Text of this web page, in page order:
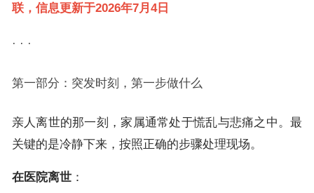
联，信息更新于2026年7月4日
· · ·
第一部分：突发时刻，第一步做什么
亲人离世的那一刻，家属通常处于慌乱与悲痛之中。最
关键的是冷静下来，按照正确的步骤处理现场。
在医院离世：